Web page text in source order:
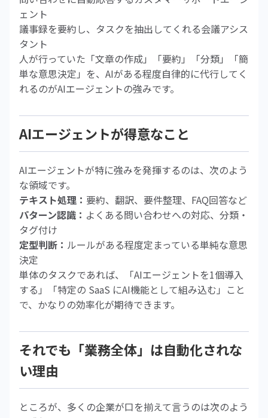
ェント
議事録を要約し、タスクを抽出してくれる会議アシス
タント
人が行っていた「文章の作成」「要約」「分類」「簡
単な意思決定」を、AIがある程度自律的に代行してく
れるのがAIエージェントの強みです。
AIエージェントが得意なこと
AIエージェントが特に強みを発揮するのは、次のよう
な領域です。
テキスト処理： 要約、翻訳、要件整理、FAQ回答など
パターン認識： よくある問い合わせへの対応、分類・
タグ付け
定型判断： ルールがある程度定まっている単純な意思
決定
単体のタスクであれば、「AIエージェントを1個導入
する」「特定の SaaS にAI機能として組み込む」こと
で、かなりの効率化が期待できます。
それでも「業務全体」は自動化されな
い理由
ところが、多くの企業が口を揃えて言うのは次のよう